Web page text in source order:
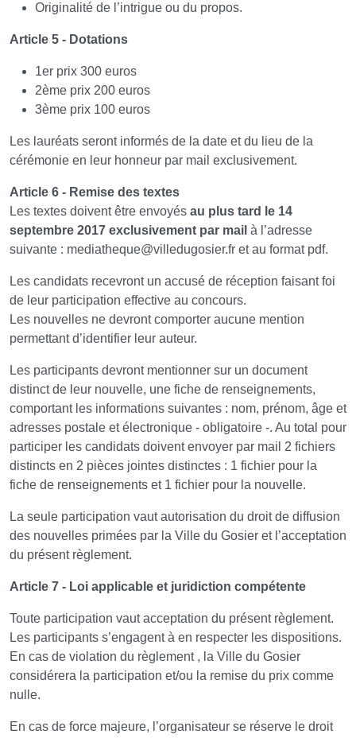
Originalité de l’intrigue ou du propos.
Article 5 - Dotations
1er prix 300 euros
2ème prix 200 euros
3ème prix 100 euros
Les lauréats seront informés de la date et du lieu de la
cérémonie en leur honneur par mail exclusivement.
Article 6 - Remise des textes
Les textes doivent être envoyés au plus tard le 14
septembre 2017 exclusivement par mail à l’adresse
suivante : mediatheque@villedugosier.fr et au format pdf.
Les candidats recevront un accusé de réception faisant foi
de leur participation effective au concours.
Les nouvelles ne devront comporter aucune mention
permettant d’identifier leur auteur.
Les participants devront mentionner sur un document
distinct de leur nouvelle, une fiche de renseignements,
comportant les informations suivantes : nom, prénom, âge et
adresses postale et électronique - obligatoire -. Au total pour
participer les candidats doivent envoyer par mail 2 fichiers
distincts en 2 pièces jointes distinctes : 1 fichier pour la
fiche de renseignements et 1 fichier pour la nouvelle.
La seule participation vaut autorisation du droit de diffusion
des nouvelles primées par la Ville du Gosier et l’acceptation
du présent règlement.
Article 7 - Loi applicable et juridiction compétente
Toute participation vaut acceptation du présent règlement.
Les participants s’engagent à en respecter les dispositions.
En cas de violation du règlement , la Ville du Gosier
considérera la participation et/ou la remise du prix comme
nulle.
En cas de force majeure, l’organisateur se réserve le droit